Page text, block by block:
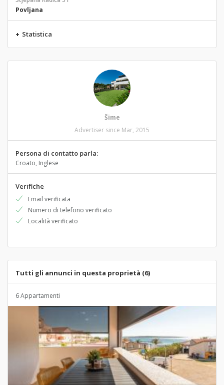
Povljana
+ Statistica
Šime
Advertiser since Mar, 2015
Persona di contatto parla:
Croato, Inglese
Verifiche
Email verificata
Numero di telefono verificato
Località verificato
Tutti gli annunci in questa proprietà (6)
6 Appartamenti